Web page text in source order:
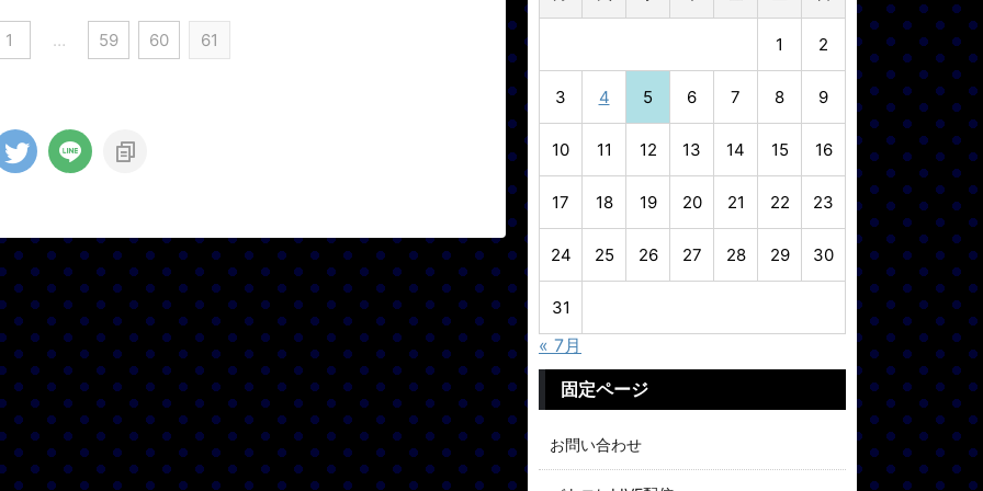
1 … 59 60 61 1 2
3 4 5 6 7 8 9
10 11 12 13 14 15 16
17 18 19 20 21 22 23
24 25 26 27 28 29 30
31
« 7月
固定ページ
お問い合わせ